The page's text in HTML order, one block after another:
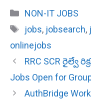
Categories
NON-IT JOBS
Tags
jobs, jobsearch,
onlinejobs
RRC SCR రైల్వే
Jobs Open for
AuthBridge